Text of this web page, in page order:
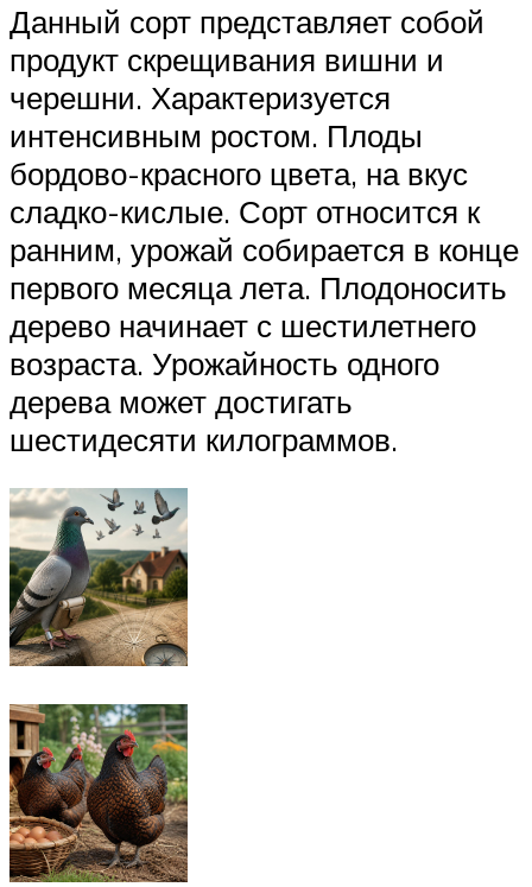
Данный сорт представляет собой
продукт скрещивания вишни и
черешни. Характеризуется
интенсивным ростом. Плоды
бордово-красного цвета, на вкус
сладко-кислые. Сорт относится к
ранним, урожай собирается в конце
первого месяца лета. Плодоносить
дерево начинает с шестилетнего
возраста. Урожайность одного
дерева может достигать
шестидесяти килограммов.